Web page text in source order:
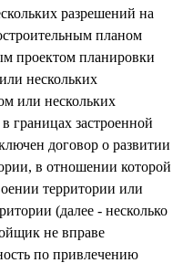
разрешений на
планом
проектом планировки
нескольких
или нескольких
границах застроенной
договор о развитии
в отношении которой
территории или
(далее - несколько
не вправе
по привлечению